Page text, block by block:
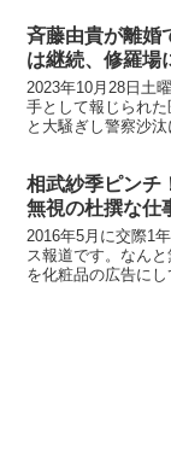
斉藤由貴が離婚
は継続、修羅場
2023年10月28日土
手として報じられ
と大騒ぎし警察沙
相武紗季ピンチ
無視の杜撰な仕
2016年5月に交際1
ス報道です。なん
を化粧品の広告に